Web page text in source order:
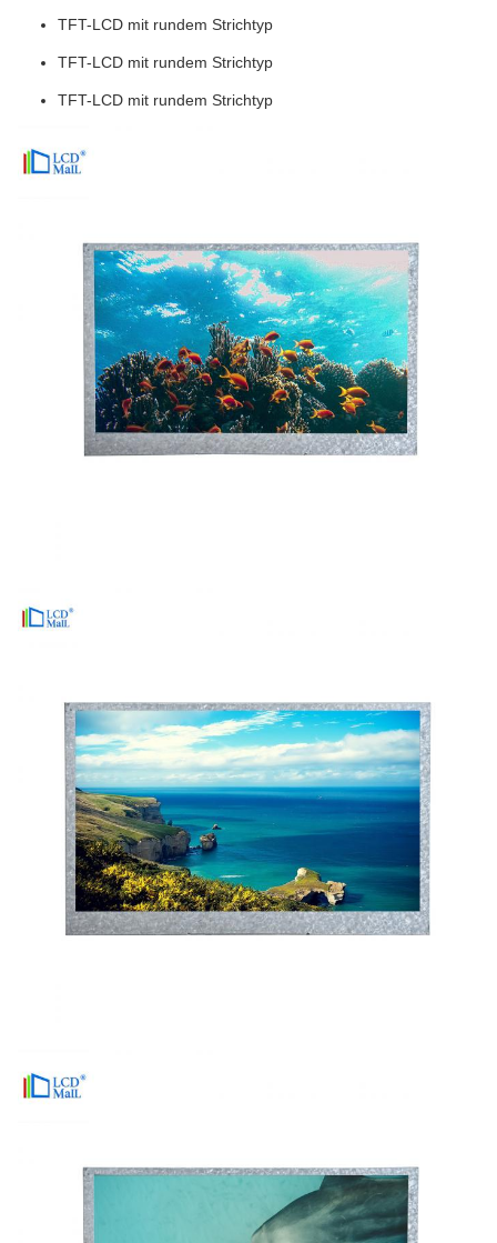
TFT-LCD mit rundem Strichtyp
TFT-LCD mit rundem Strichtyp
TFT-LCD mit rundem Strichtyp